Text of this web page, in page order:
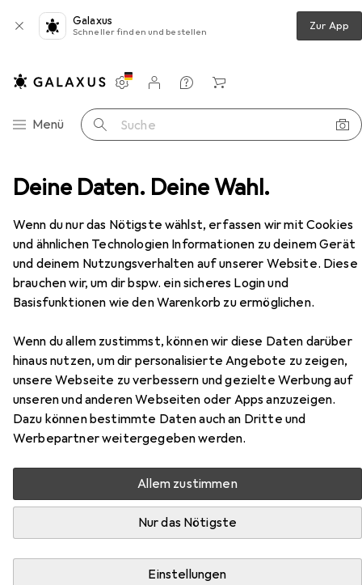
Deine Daten. Deine Wahl.
Wenn du nur das Nötigste wählst, erfassen wir mit Cookies
und ähnlichen Technologien Informationen zu deinem Gerät
und deinem Nutzungsverhalten auf unserer Website. Diese
brauchen wir, um dir bspw. ein sicheres Login und
Basisfunktionen wie den Warenkorb zu ermöglichen.
Wenn du allem zustimmst, können wir diese Daten darüber
hinaus nutzen, um dir personalisierte Angebote zu zeigen,
unsere Webseite zu verbessern und gezielte Werbung auf
unseren und anderen Webseiten oder Apps anzuzeigen.
Dazu können bestimmte Daten auch an Dritte und
Werbepartner weitergegeben werden.
Allem zustimmen
Nur das Nötigste
Einstellungen
Galaxus
Schneller finden und bestellen Zur App
Navigation nach Kategorien
Menü Suche
Einstellungen
Kundenkonto
Vergleichslisten
Merklisten
Warenkorb
B+W Mistfilter Black 1 MRC nano V-Pro 49mm
EUR
86,64
B+WMistfilter Black 1 MRC nano V-Pro
49mm
49 mm, ND- / Graufilter
Zubehör für B+W Mistfilter Black
1 MRC nano V-Pro 49mm
Hier findest du passendes Zubehör zum Produkt B+W
Kategorie Objektivfilter Zubehör.
Relevanz